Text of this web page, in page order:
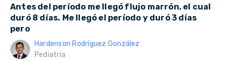
Antes del período me llegó flujo marrón, el cual
duró 8 días. Me llegó el período y duró 3 días
pero
Hardenson Rodríguez González
Pediatría